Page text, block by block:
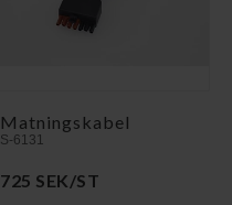
Matningskabel
S-6131
725 SEK/ST